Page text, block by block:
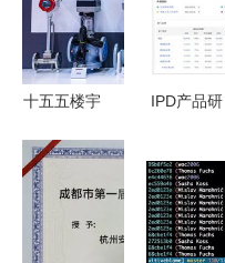
十五五楼宇
哪 霍尼韦
尔指向存量
深化与AI网
IPD产品研
借助专业项
目管理软件
高效落地软